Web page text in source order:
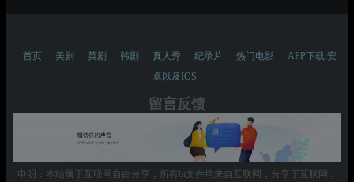
首页 美剧 英剧 韩剧 真人秀 纪录片 热门电影
APP下载:安
卓以及IOS
留言反馈
申明：本站属于互联网自由分享，所有bt文件均来自互联网，分享于互联网，